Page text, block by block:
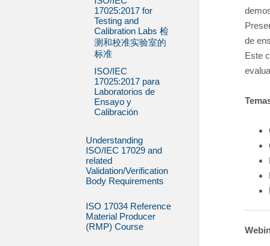
17025:2017 for
Testing and
Calibration Labs 检
测和校准实验室的
标准
ISO/IEC
17025:2017 para
Laboratorios de
Ensayo y
Calibración
Understanding
ISO/IEC 17029 and
related
Validation/Verification
Body Requirements
ISO 17034 Reference
Material Producer
(RMP) Course
de
Este